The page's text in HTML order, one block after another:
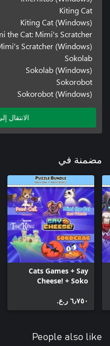
Kiting Cat
Kiting Cat (Windows)
the Cat: Mimi's Scratcher
Scratcher (Windows)
Sokolab
Sokolab (Windows)
Sokorobot
Sokorobot (Windows)
الانتقال
مضمنة في
Cats Games + Say
Cheese! + Soko
٦٫٧٥٠ ر.ع.‏
People also like